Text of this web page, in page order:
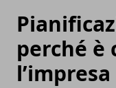
perché è
l’impresa